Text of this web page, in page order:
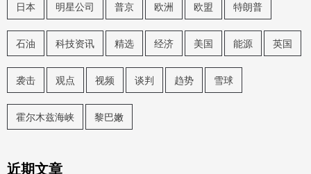
日本 明星公司 普京 欧洲 欧盟 特朗普
石油 科技资讯 精选 经济 美国 能源 英国
袭击 观点 视频 谈判 趋势 雪球
霍尔木兹海峡 黎巴嫩
近期文章